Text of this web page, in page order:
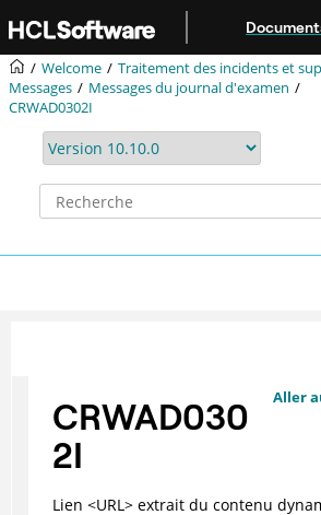
Aller au contenu principal
Welcome
Traitement des incidents et
Messages
Messages du journal d'examen
CRWAD0302I
Aller
CRWAD030
2I
Lien <URL> extrait du contenu